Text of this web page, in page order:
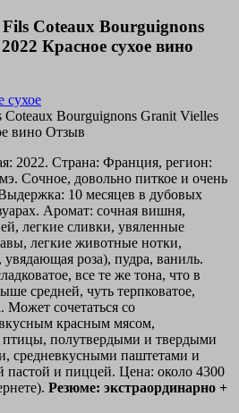
Coteaux Bourguignons
Красное сухое вино
сухое
2022. Страна: Франция, регион:
Сочное, довольно питкое и очень
10 месяцев в дубовых
Аромат: сочная вишня,
легкие сливки, увяленные
легкие животные нотки,
роза), пудра, ваниль.
все те же тона, что в
средней, чуть терпковатое,
Может сочетаться со
красным мясом,
полутвердыми и твердыми
средневкусными паштетами и
пастой и пиццей. Цена: около 4300
Резюме: экстраординарно +